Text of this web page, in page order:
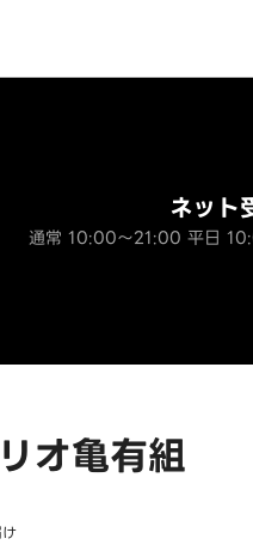
オ亀有組
ネット
通常 10:00～21:00 平日